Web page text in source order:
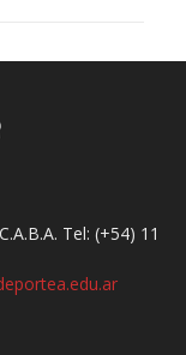
Tel: (+54) 11